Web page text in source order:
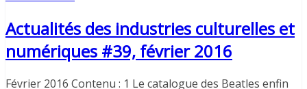
Actualités des industries culturelles et
numériques #39, février 2016
Février 2016 Contenu : 1 Le catalogue des Beatles enfin